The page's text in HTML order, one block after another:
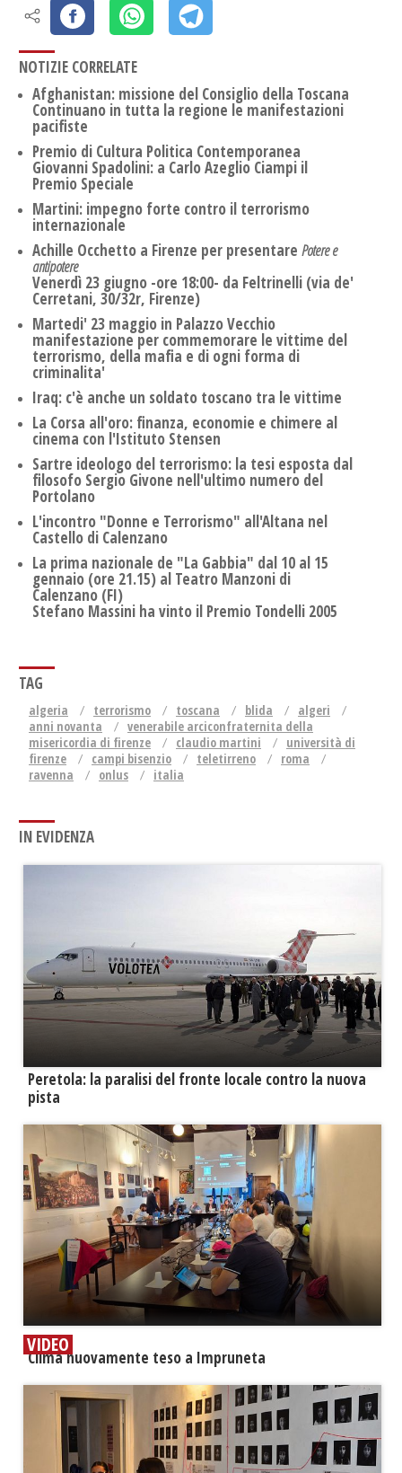
NOTIZIE CORRELATE
Afghanistan: missione del Consiglio della Toscana
Continuano in tutta la regione le manifestazioni
pacifiste
Premio di Cultura Politica Contemporanea
Giovanni Spadolini: a Carlo Azeglio Ciampi il
Premio Speciale
Martini: impegno forte contro il terrorismo
internazionale
Achille Occhetto a Firenze per presentare Potere e
antipotere
Venerdì 23 giugno -ore 18:00- da Feltrinelli (via de'
Cerretani, 30/32r, Firenze)
Martedi' 23 maggio in Palazzo Vecchio
manifestazione per commemorare le vittime del
terrorismo, della mafia e di ogni forma di
criminalita'
Iraq: c'è anche un soldato toscano tra le vittime
La Corsa all'oro: finanza, economie e chimere al
cinema con l'Istituto Stensen
Sartre ideologo del terrorismo: la tesi esposta dal
filosofo Sergio Givone nell'ultimo numero del
Portolano
L'incontro "Donne e Terrorismo" all'Altana nel
Castello di Calenzano
La prima nazionale de "La Gabbia" dal 10 al 15
gennaio (ore 21.15) al Teatro Manzoni di
Calenzano (FI)
Stefano Massini ha vinto il Premio Tondelli 2005
TAG
algeria terrorismo toscana blida
algeri
anni novanta
venerabile arciconfraternita della
misericordia di firenze
claudio martini
università di
firenze
campi bisenzio teletirreno
roma
ravenna
onlus italia
IN EVIDENZA
Peretola: la paralisi del fronte locale contro la nuova
pista
VIDEO
​Clima nuovamente teso a Impruneta